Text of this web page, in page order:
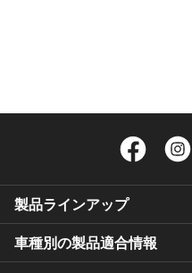
Facebook
製品ラインアップ
車種別の製品適合情報